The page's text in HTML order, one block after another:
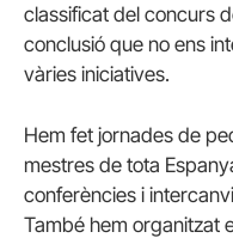
classificat del concurs
conclusió que no ens
vàries iniciatives.
Hem fet jornades de
mestres de tota
conferències i
També hem organitzat